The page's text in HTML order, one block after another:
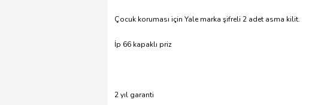
Çocuk koruması için Yale marka şifreli 2 adet asma kilit.
İp 66 kapaklı priz
2 yıl garanti